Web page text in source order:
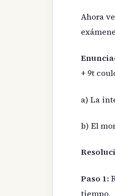
Ahora
+ 9t
a) La
b) El
Paso 1:
tiempo